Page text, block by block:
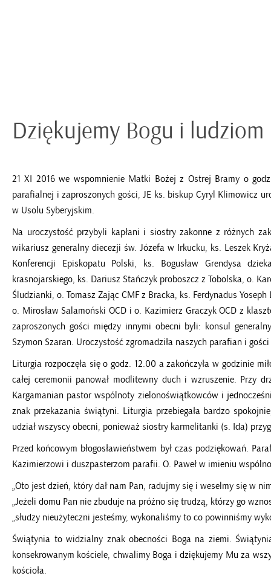
Dziękujemy Bogu i ludziom
21 XI 2016 we wspomnienie Matki Bożej z Ostrej Bramy o
parafialnej i zaproszonych gości, JE ks. biskup Cyryl Klimowicz
w Usolu Syberyjskim.
Na uroczystość przybyli kapłani i siostry zakonne z różnych
wikariusz generalny diecezji św. Józefa w Irkucku, ks. Leszek
Konferencji Episkopatu Polski, ks. Bogusław Grendysa
krasnojarskiego, ks. Dariusz Stańczyk proboszcz z Tobolska, o.
Śludzianki, o. Tomasz Zając CMF z Bracka, ks. Ferdynadus
o. Mirosław Salamoński OCD i o. Kazimierz Graczyk OCD z
zaproszonych gości między innymi obecni byli: konsul
Szymon Szaran. Uroczystość zgromadziła naszych parafian i
Liturgia rozpoczęła się o godz. 12.00 a zakończyła w godzinie
całej ceremonii panował modlitewny duch i wzruszenie. Przy
Kargamanian pastor wspólnoty zielonoświątkowców i
znak przekazania świątyni. Liturgia przebiegała bardzo
udział wszyscy obecni, ponieważ siostry karmelitanki (s. Ida)
Przed końcowym błogosławieństwem był czas podziękowań.
Kazimierzowi i duszpasterzom parafii. O. Paweł w imieniu
„Oto jest dzień, który dał nam Pan, radujmy się i weselmy się w
„Jeżeli domu Pan nie zbuduje na próżno się trudzą, którzy go
„słudzy nieużyteczni jesteśmy, wykonaliśmy to co powinniśmy
Świątynia to widzialny znak obecności Boga na ziemi.
konsekrowanym kościele, chwalimy Boga i dziękujemy Mu za
kościoła.